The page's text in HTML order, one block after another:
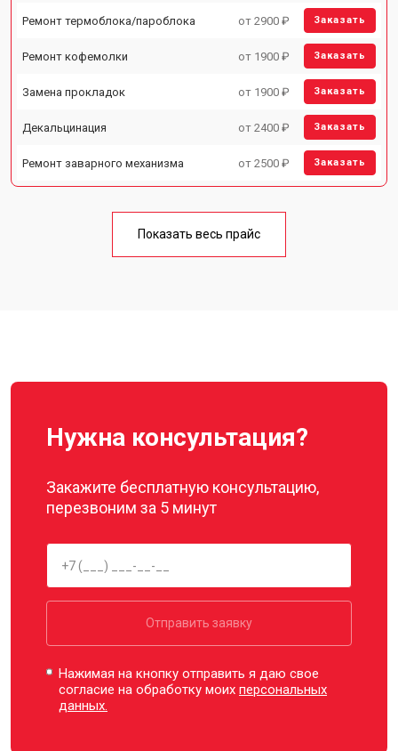
Ремонт термоблока/пароблока от 2900 ₽ Заказать
Ремонт кофемолки от 1900 ₽ Заказать
Замена прокладок от 1900 ₽ Заказать
Декальцинация от 2400 ₽ Заказать
Ремонт заварного механизма от 2500 ₽ Заказать
Показать весь прайс
Нужна консультация?
Закажите бесплатную консультацию,
перезвоним за 5 минут
Отправить заявку
Нажимая на кнопку отправить я даю свое
согласие на обработку моихперсональных
данных.